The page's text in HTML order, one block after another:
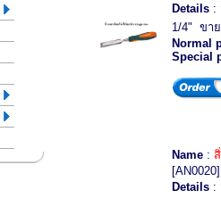
Details :
1/4" ขา
Normal
Special
Name :
[AN0020]
Details :